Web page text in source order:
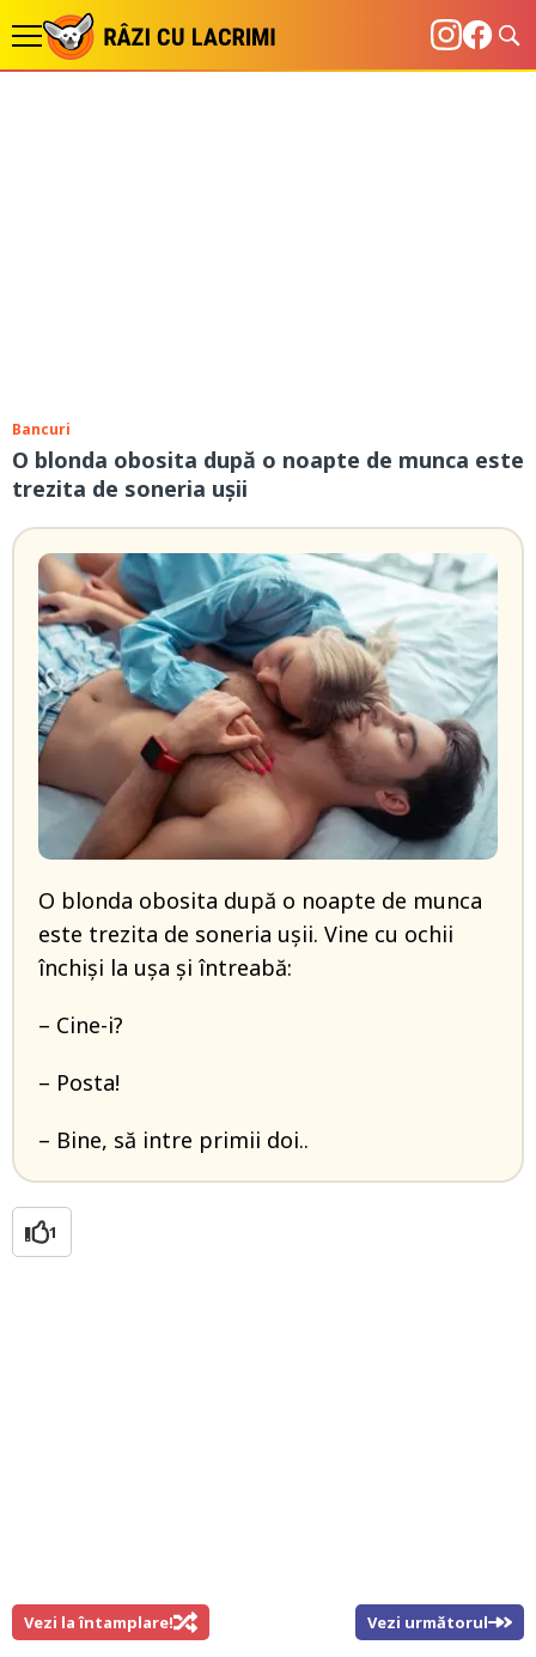
Bancuri
O blonda obosita după o noapte de munca este
trezita de soneria ușii
O blonda obosita după o noapte de munca
este trezita de soneria ușii. Vine cu ochii
închiși la ușa și întreabă:
– Cine-i?
– Posta!
– Bine, să intre primii doi..
1
Vezi la întamplare! Vezi următorul